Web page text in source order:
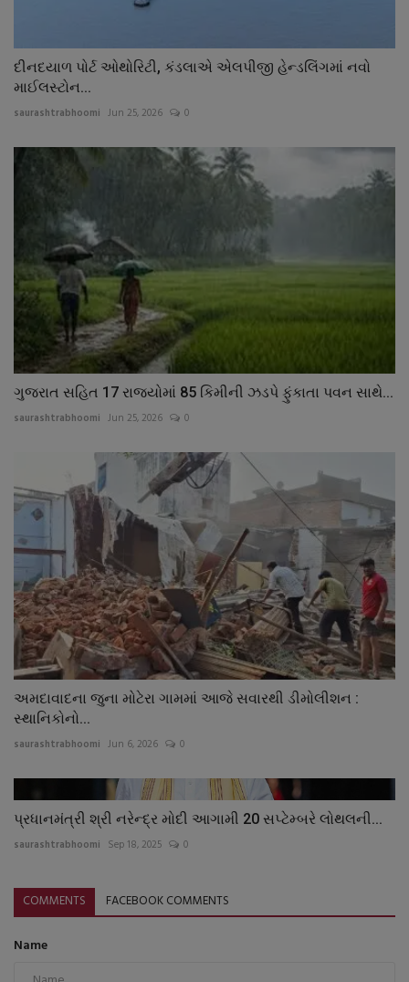
દીનદયાળ પોર્ટ ઓથોરિટી, કંડલાએ એલપીજી હેન્ડલિંગમાં નવો
માઈલસ્ટોન...
saurashtrabhoomi Jun 25, 2026 0
ગુજરાત સહિત 17 રાજયોમાં 85 કિમીની ઝડપે ફુંકાતા પવન સાથે...
saurashtrabhoomi Jun 25, 2026 0
અમદાવાદના જુના મોટેરા ગામમાં આજે સવારથી ડીમોલીશન :
સ્થાનિકોનો...
saurashtrabhoomi Jun 6, 2026 0
પ્રધાનમંત્રી શ્રી નરેન્દ્ર મોદી આગામી 20 સપ્ટેમ્બરે લોથલની...
saurashtrabhoomi Sep 18, 2025 0
COMMENTS FACEBOOK COMMENTS
Name